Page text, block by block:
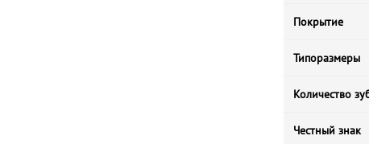
Покрытие
Типоразмеры
Количество
Честный знак